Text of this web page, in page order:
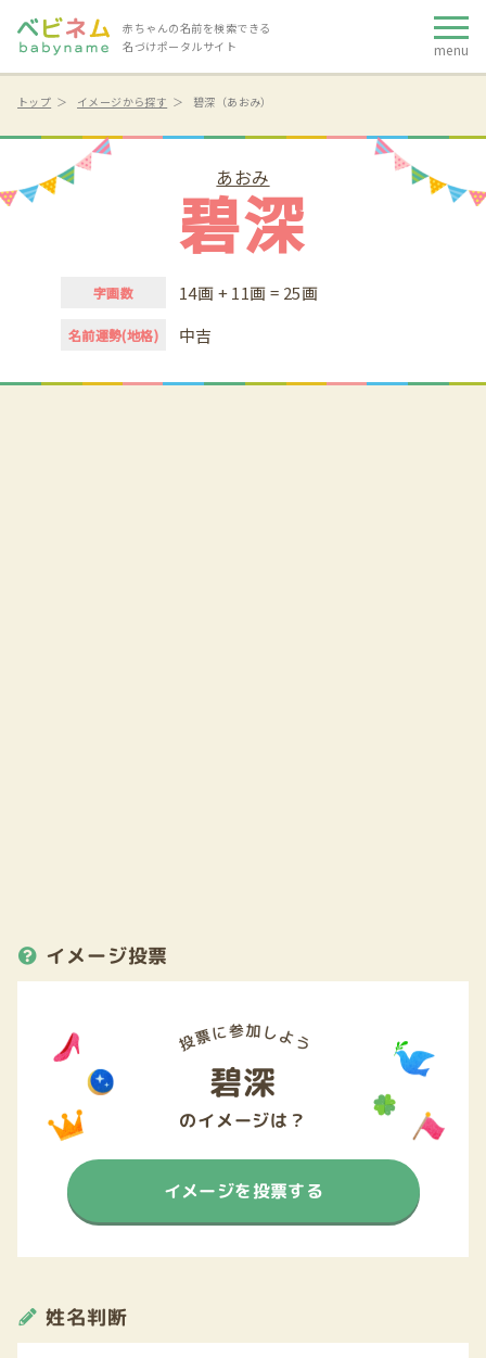
赤ちゃんの名前を検索できる
名づけポータルサイト
menu
トップ イメージから探す 碧深（あおみ）
あおみ
碧深
字画数 14画 + 11画 = 25画
名前運勢(地格) 中吉
イメージ投票
碧深
のイメージは？
イメージを投票する
姓名判断